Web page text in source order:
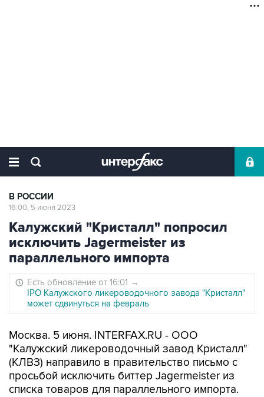
В РОССИИ
16:00, 5 июня 2023
Калужский "Кристалл" попросил
исключить Jagermeister из
параллельного импорта
Есть обновление от 16:01 →
IPO Калужского ликероводочного завода "Кристалл"
может сдвинуться на февраль
Москва. 5 июня. INTERFAX.RU - ООО
"Калужский ликероводочный завод Кристалл"
(КЛВЗ) направило в правительство письмо с
просьбой исключить биттер Jagermeister из
списка товаров для параллельного импорта.